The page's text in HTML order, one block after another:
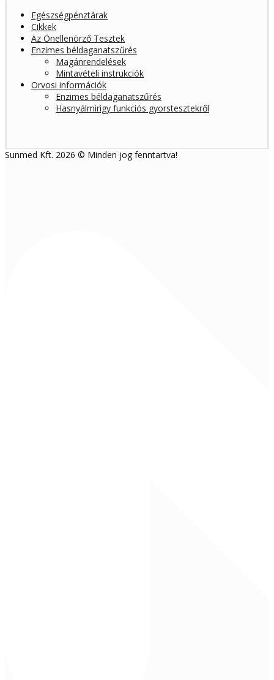
Egészségpénztárak
Cikkek
Az Önellenörző Tesztek
Enzimes béldaganatszűrés
Magánrendelések
Mintavételi instrukciók
Orvosi információk
Enzimes béldaganatszűrés
Hasnyálmirigy funkciós gyorstesztekről
Sunmed Kft. 2026 © Minden jog fenntartva!